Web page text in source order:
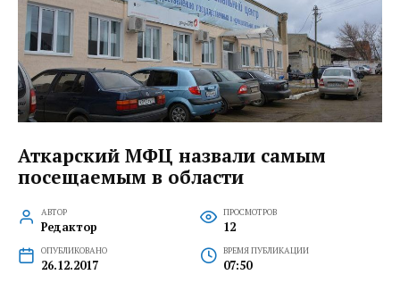
Аткарский МФЦ назвали самым
посещаемым в области
АВТОР
Редактор
ПРОСМОТРОВ
12
ОПУБЛИКОВАНО
26.12.2017
ВРЕМЯ ПУБЛИКАЦИИ
07:50